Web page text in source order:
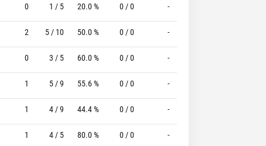
0 1 / 5 20.0 % 0 / 0 -
2 5 / 10 50.0 % 0 / 0 -
0 3 / 5 60.0 % 0 / 0 -
1 5 / 9 55.6 % 0 / 0 -
1 4 / 9 44.4 % 0 / 0 -
1 4 / 5 80.0 % 0 / 0 -